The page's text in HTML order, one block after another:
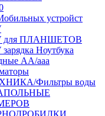
устройст
для ПЛАНШЕТОВ
Ноутбука
АА/ааа
Фильтры воды